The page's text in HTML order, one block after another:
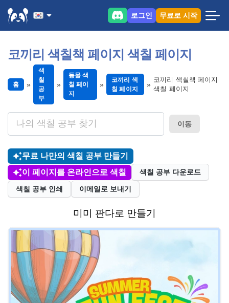
로그인 무료로 시작
코끼리 색칠책 페이지 색칠 페이지
홈
색
칠
공
부
동물 색
칠 페이
지
코끼리 색
칠 페이지
코끼리 색칠책 페이지
색칠 페이지
이동
무료 나만의 색칠 공부 만들기
이 페이지를 온라인으로 색칠
색칠 공부 다운로드
색칠 공부 인쇄 이메일로 보내기
미미 판다로 만들기